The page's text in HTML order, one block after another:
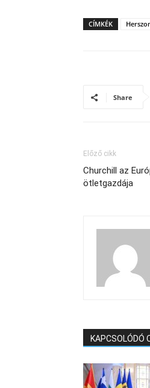
CÍMKÉK
Share
Előző cikk
Churchill az
ötletgazdája
KAPCSOLÓDÓ